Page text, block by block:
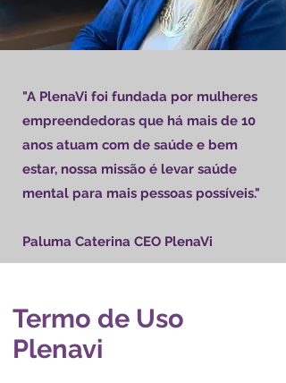
"A PlenaVi foi fundada por mulheres
empreendedoras que há mais de 10
anos atuam com de saúde e bem
estar, nossa missão é levar saúde
mental para mais pessoas possíveis."
Paluma Caterina CEO PlenaVi
Termo de Uso
Plenavi